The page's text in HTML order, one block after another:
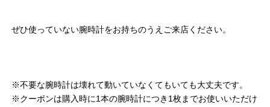
ぜひ使っていない腕時計をお持ちのうえご来店ください。
※不要な腕時計は壊れて動いていなくてもいても大丈夫です。
※クーポンは購入時に1本の腕時計につき1枚までお使いいただけ